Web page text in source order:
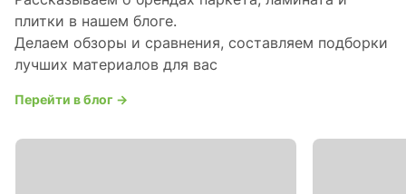
плитки в нашем блоге.
Делаем обзоры и сравнения, составляем подборки
лучших материалов для вас
Перейти в блог →